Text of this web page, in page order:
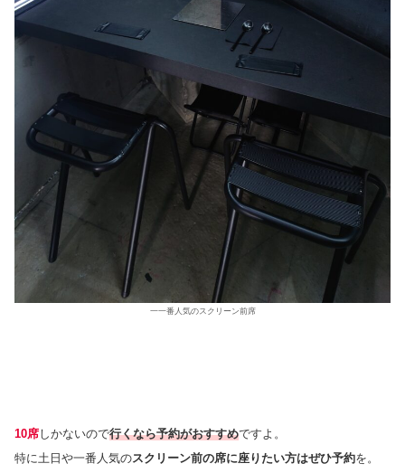
一一番人気のスクリーン前席
10席しかないので行くなら予約がおすすめですよ。
特に土日や一番人気のスクリーン前の席に座りたい方はぜひ予約を。